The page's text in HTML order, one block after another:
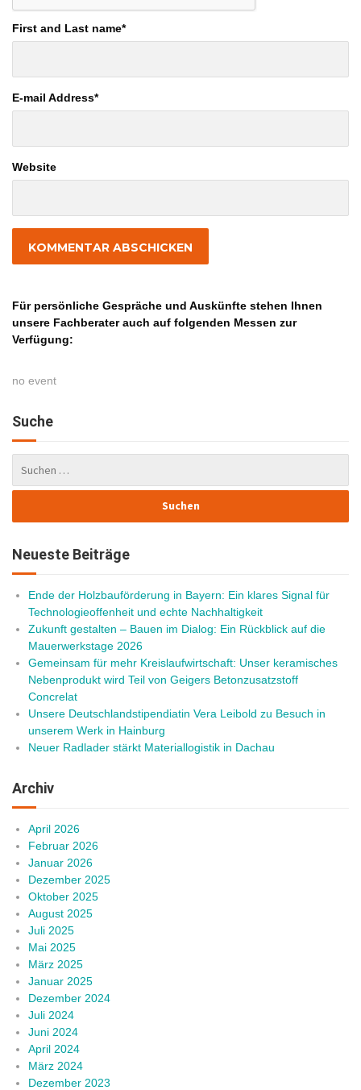
First and Last name*
E-mail Address*
Website
Für persönliche Gespräche und Auskünfte stehen Ihnen
unsere Fachberater auch auf folgenden Messen zur
Verfügung:
no event
Suche
Neueste Beiträge
Ende der Holzbauförderung in Bayern: Ein klares Signal für
Technologieoffenheit und echte Nachhaltigkeit
Zukunft gestalten – Bauen im Dialog: Ein Rückblick auf die
Mauerwerkstage 2026
Gemeinsam für mehr Kreislaufwirtschaft: Unser keramisches
Nebenprodukt wird Teil von Geigers Betonzusatzstoff
Concrelat
Unsere Deutschlandstipendiatin Vera Leibold zu Besuch in
unserem Werk in Hainburg
Neuer Radlader stärkt Materiallogistik in Dachau
Archiv
April 2026
Februar 2026
Januar 2026
Dezember 2025
Oktober 2025
August 2025
Juli 2025
Mai 2025
März 2025
Januar 2025
Dezember 2024
Juli 2024
Juni 2024
April 2024
März 2024
Dezember 2023